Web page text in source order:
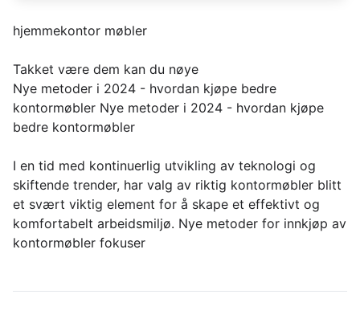
hjemmekontor møbler
Takket være dem kan du nøye
Nye metoder i 2024 - hvordan kjøpe bedre
kontormøbler Nye metoder i 2024 - hvordan kjøpe
bedre kontormøbler
I en tid med kontinuerlig utvikling av teknologi og
skiftende trender, har valg av riktig kontormøbler blitt
et svært viktig element for å skape et effektivt og
komfortabelt arbeidsmiljø. Nye metoder for innkjøp av
kontormøbler fokuser